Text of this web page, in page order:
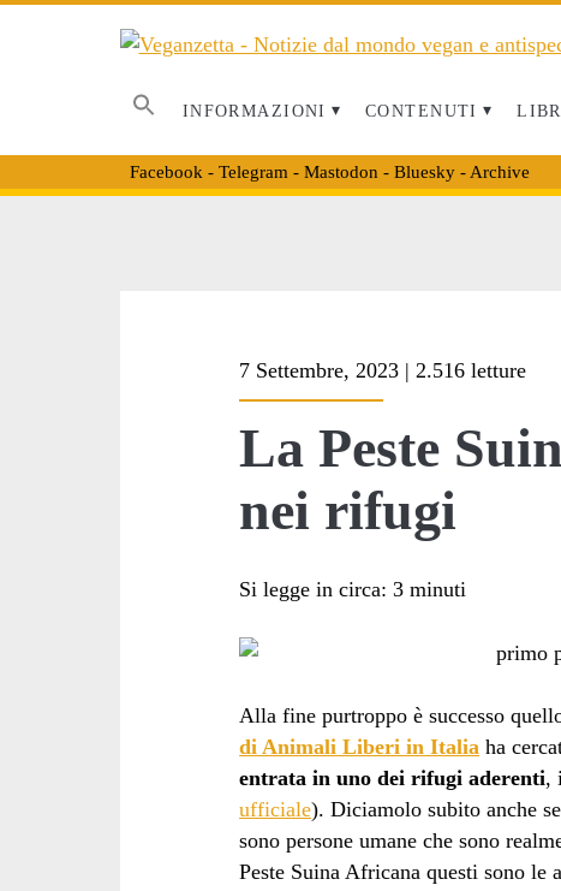
INFORMAZIONI CONTENUTI
Facebook - Telegram - Mastodon - Bluesky- Archive
<span>maiali
salvati</span>
7 Settembre, 2023 | 2.516 letture
La Peste
nei rifugi
Si legge in circa: 3 minuti
Alla fine purtroppo è successo
di Animali Liberi in Italia ha
entrata in uno dei rifugi aderenti,
ufficiale). Diciamolo subito anche
sono persone umane che sono
Peste Suina Africana questi sono